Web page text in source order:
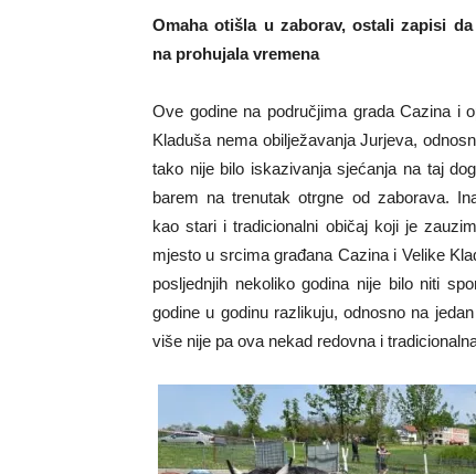
Omaha otišla u zaborav, ostali zapisi
na prohujala vremena
Ove godine na područjima grada Cazina i
Kladuša nema obilježavanja Jurjeva,
tako nije bilo iskazivanja sjećanja na taj
barem na trenutak otrgne od zaborava.
kao stari i tradicionalni običaj koji je
mjesto u srcima građana Cazina i Velike
posljednjih nekoliko godina nije bilo niti
godine u godinu razlikuju, odnosno na
više nije pa ova nekad redovna i